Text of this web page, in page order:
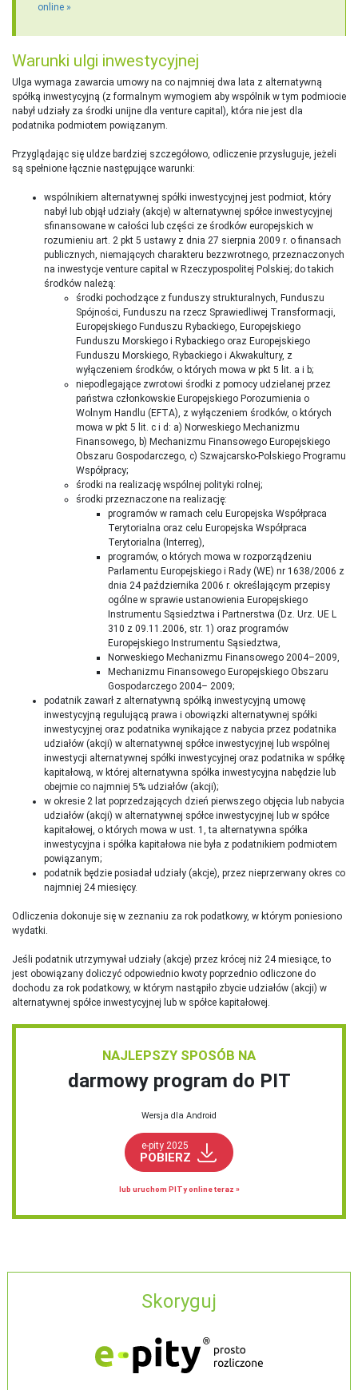
NAJLEPSZY SPOSÓB NA
darmowy program do PIT
Wersja dla Android
e-pity 2025
POBIERZ
lub uruchom PITy online teraz »
online
Warunki ulgi inwestycyjnej
Ulga wymaga zawarcia umowy na co najmniej dwa lata z alternatywną
spółką inwestycyjną (z formalnym wymogiem aby wspólnik w tym podmiocie
nabył udziały za środki unijne dla venture capital), która nie jest dla
podatnika podmiotem powiązanym.
Przyglądając się uldze bardziej szczegółowo, odliczenie przysługuje, jeżeli
są spełnione łącznie następujące warunki:
wspólnikiem alternatywnej spółki inwestycyjnej jest podmiot, który
nabył lub objął udziały (akcje) w alternatywnej spółce inwestycyjnej
sfinansowane w całości lub części ze środków europejskich w
rozumieniu art. 2 pkt 5 ustawy z dnia 27 sierpnia 2009 r. o finansach
publicznych, niemających charakteru bezzwrotnego, przeznaczonych
na inwestycje venture capital w Rzeczypospolitej Polskiej; do takich
środków należą:
środki pochodzące z funduszy strukturalnych, Funduszu
Spójności, Funduszu na rzecz Sprawiedliwej Transformacji,
Europejskiego Funduszu Rybackiego, Europejskiego
Funduszu Morskiego i Rybackiego oraz Europejskiego
Funduszu Morskiego, Rybackiego i Akwakultury, z
wyłączeniem środków, o których mowa w pkt 5 lit. a i b;
niepodlegające zwrotowi środki z pomocy udzielanej przez
państwa członkowskie Europejskiego Porozumienia o
Wolnym Handlu (EFTA), z wyłączeniem środków, o których
mowa w pkt 5 lit. c i d: a) Norweskiego Mechanizmu
Finansowego, b) Mechanizmu Finansowego Europejskiego
Obszaru Gospodarczego, c) Szwajcarsko-Polskiego Programu
Współpracy;
środki na realizację wspólnej polityki rolnej;
środki przeznaczone na realizację:
programów w ramach celu Europejska Współpraca
Terytorialna oraz celu Europejska Współpraca
Terytorialna (Interreg),
programów, o których mowa w rozporządzeniu
Parlamentu Europejskiego i Rady (WE) nr 1638/2006 z
dnia 24 października 2006 r. określającym przepisy
ogólne w sprawie ustanowienia Europejskiego
Instrumentu Sąsiedztwa i Partnerstwa (Dz. Urz. UE L
310 z 09.11.2006, str. 1) oraz programów
Europejskiego Instrumentu Sąsiedztwa,
Norweskiego Mechanizmu Finansowego 2004–2009,
Mechanizmu Finansowego Europejskiego Obszaru
Gospodarczego 2004– 2009;
podatnik zawarł z alternatywną spółką inwestycyjną umowę
inwestycyjną regulującą prawa i obowiązki alternatywnej spółki
inwestycyjnej oraz podatnika wynikające z nabycia przez podatnika
udziałów (akcji) w alternatywnej spółce inwestycyjnej lub wspólnej
inwestycji alternatywnej spółki inwestycyjnej oraz podatnika w spółkę
kapitałową, w której alternatywna spółka inwestycyjna nabędzie lub
obejmie co najmniej 5% udziałów (akcji);
w okresie 2 lat poprzedzających dzień pierwszego objęcia lub nabycia
udziałów (akcji) w alternatywnej spółce inwestycyjnej lub w spółce
kapitałowej, o których mowa w ust. 1, ta alternatywna spółka
inwestycyjna i spółka kapitałowa nie była z podatnikiem podmiotem
powiązanym;
podatnik będzie posiadał udziały (akcje), przez nieprzerwany okres co
najmniej 24 miesięcy.
Odliczenia dokonuje się w zeznaniu za rok podatkowy, w którym poniesiono
wydatki.
Jeśli podatnik utrzymywał udziały (akcje) przez krócej niż 24 miesiące, to
jest obowiązany doliczyć odpowiednio kwoty poprzednio odliczone do
dochodu za rok podatkowy, w którym nastąpiło zbycie udziałów (akcji) w
alternatywnej spółce inwestycyjnej lub w spółce kapitałowej.
Skoryguj